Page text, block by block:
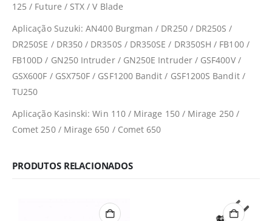
125 / Future / STX / V Blade
Aplicação Suzuki: AN400 Burgman / DR250 / DR250S /
DR250SE / DR350 / DR350S / DR350SE / DR350SH / FB100 /
FB100D / GN250 Intruder / GN250E Intruder / GSF400V /
GSX600F / GSX750F / GSF1200 Bandit / GSF1200S Bandit /
TU250
Aplicação Kasinski: Win 110 / Mirage 150 / Mirage 250 /
Comet 250 / Mirage 650 / Comet 650
PRODUTOS RELACIONADOS